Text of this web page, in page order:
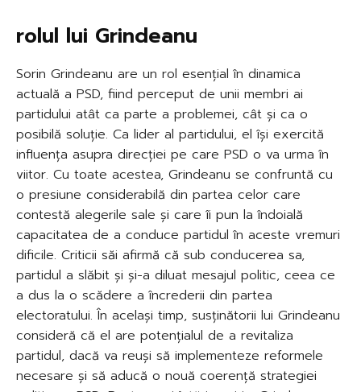
rolul lui Grindeanu
Sorin Grindeanu are un rol esențial în dinamica
actuală a PSD, fiind perceput de unii membri ai
partidului atât ca parte a problemei, cât și ca o
posibilă soluție. Ca lider al partidului, el își exercită
influența asupra direcției pe care PSD o va urma în
viitor. Cu toate acestea, Grindeanu se confruntă cu
o presiune considerabilă din partea celor care
contestă alegerile sale și care îi pun la îndoială
capacitatea de a conduce partidul în aceste vremuri
dificile. Criticii săi afirmă că sub conducerea sa,
partidul a slăbit și și-a diluat mesajul politic, ceea ce
a dus la o scădere a încrederii din partea
electoratului. În același timp, susținătorii lui Grindeanu
consideră că el are potențialul de a revitaliza
partidul, dacă va reuși să implementeze reformele
necesare și să aducă o nouă coerență strategiei